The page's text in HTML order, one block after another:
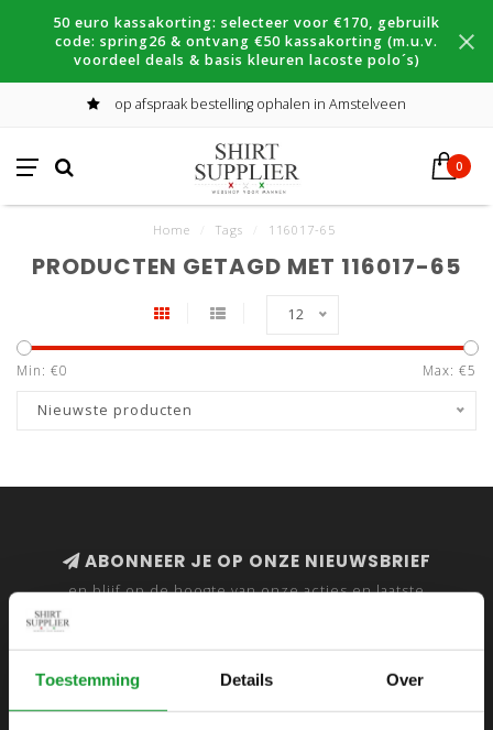
Toestemming Details Over
50 euro kassakorting: selecteer voor €170, gebruilk
code: spring26 & ontvang €50 kassakorting (m.u.v.
voordeel deals & basis kleuren lacoste polo´s)
op afspraak bestelling ophalen in Amstelveen
0
Home Tags 116017-65
PRODUCTEN GETAGD MET 116017-65
12
Min: €0 Max: €5
Nieuwste producten
ABONNEER JE OP ONZE NIEUWSBRIEF
en blijf op de hoogte van onze acties en laatste